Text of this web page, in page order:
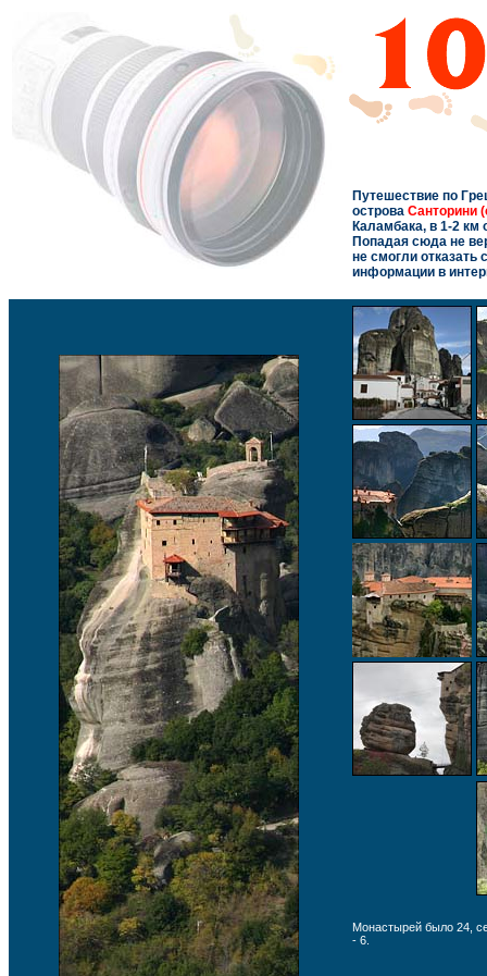
Путешествие по
острова Санторини
Каламбака, в 1-2
Попадая сюда не
не смогли отказать
информации в
Монастырей было 24,
- 6.